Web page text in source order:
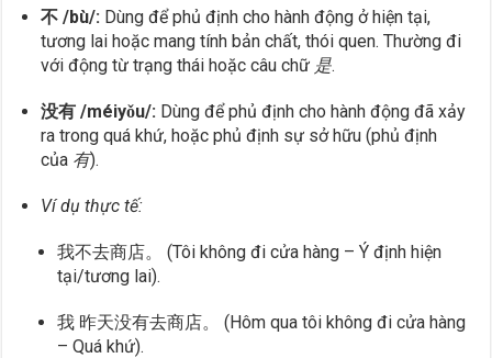
不 /bù/: Dùng để phủ định cho hành động ở hiện tại,
tương lai hoặc mang tính bản chất, thói quen. Thường đi
với động từ trạng thái hoặc câu chữ 是.
没有 /méiyǒu/: Dùng để phủ định cho hành động đã xảy
ra trong quá khứ, hoặc phủ định sự sở hữu (phủ định
của 有).
Ví dụ thực tế:
我不去商店。 (Tôi không đi cửa hàng – Ý định hiện
tại/tương lai).
我 昨天没有去商店。 (Hôm qua tôi không đi cửa hàng
– Quá khứ).